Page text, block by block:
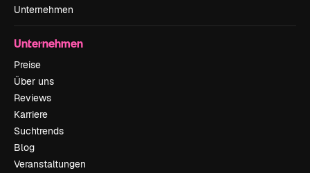
Unternehmen
Unternehmen
Preise
Über uns
Reviews
Karriere
Suchtrends
Blog
Veranstaltungen